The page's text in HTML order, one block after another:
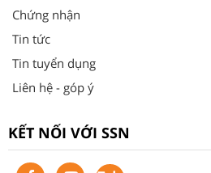
Chứng nhận
Tin tức
Tin tuyển dụng
Liên hệ - góp ý
KẾT NỐI VỚI SSN